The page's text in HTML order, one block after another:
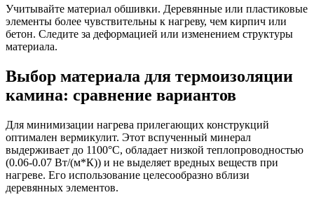
Учитывайте материал обшивки. Деревянные или пластиковые
элементы более чувствительны к нагреву, чем кирпич или
бетон. Следите за деформацией или изменением структуры
материала.
Выбор материала для термоизоляции
камина: сравнение вариантов
Для минимизации нагрева прилегающих конструкций
оптимален вермикулит. Этот вспученный минерал
выдерживает до 1100°C, обладает низкой теплопроводностью
(0.06-0.07 Вт/(м*К)) и не выделяет вредных веществ при
нагреве. Его использование целесообразно вблизи
деревянных элементов.